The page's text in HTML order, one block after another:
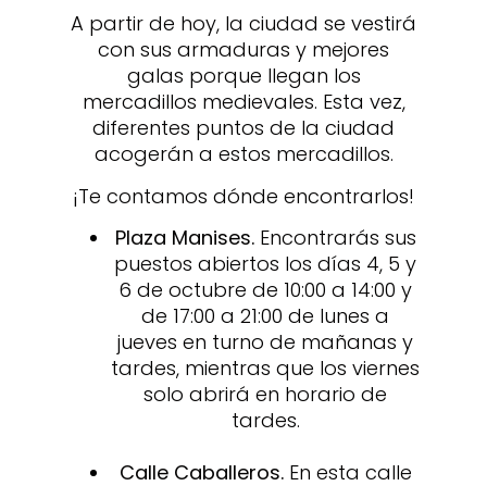
A partir de hoy, la ciudad se vestirá
con sus armaduras y mejores
galas porque llegan los
mercadillos medievales. Esta vez,
diferentes puntos de la ciudad
acogerán a estos mercadillos.
¡Te contamos dónde encontrarlos!
Plaza Manises.Encontrarás sus
puestos abiertos los días 4, 5 y
6 de octubre de 10:00 a 14:00 y
de 17:00 a 21:00 de lunes a
jueves en turno de mañanas y
tardes, mientras que los viernes
solo abrirá en horario de
tardes.
Calle Caballeros.En esta calle